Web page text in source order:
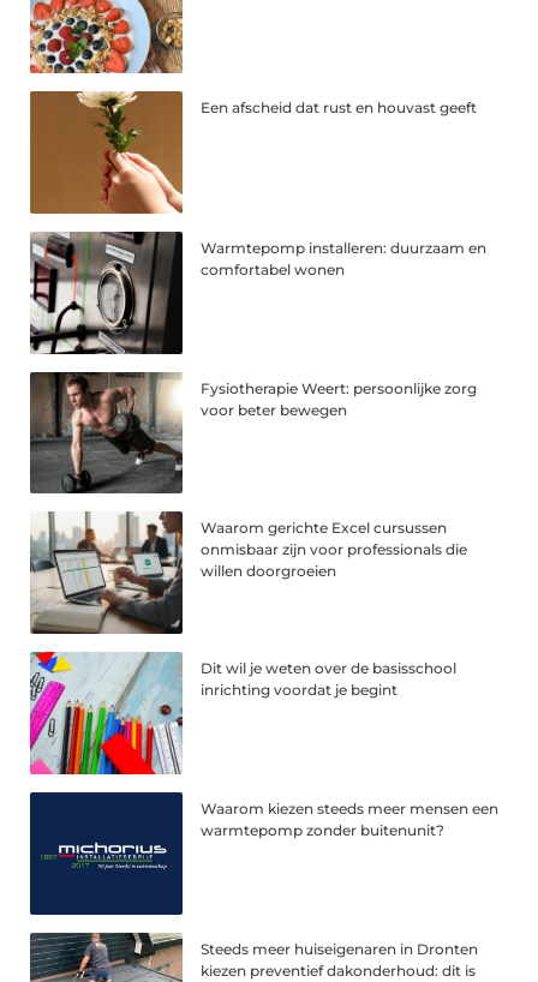
Een afscheid dat rust en houvast geeft
Warmtepomp installeren: duurzaam en
comfortabel wonen
Fysiotherapie Weert: persoonlijke zorg
voor beter bewegen
Waarom gerichte Excel cursussen
onmisbaar zijn voor professionals die
willen doorgroeien
Dit wil je weten over de basisschool
inrichting voordat je begint
Waarom kiezen steeds meer mensen een
warmtepomp zonder buitenunit?
Steeds meer huiseigenaren in Dronten
kiezen preventief dakonderhoud: dit is